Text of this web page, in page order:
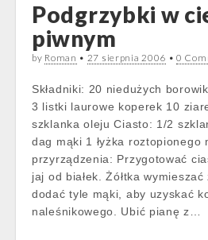
Podgrzybki w
piwnym
by Roman • 27 sierpnia 2006 •0
Składniki: 20 niedużych
3 listki laurowe koperek 10
szklanka oleju Ciasto: 1/2
dag mąki 1 łyżka roztopionego
przyrządzenia: Przygotować
jaj od białek. Żółtka
dodać tyle mąki, aby uzyskać
naleśnikowego. Ubić pianę z…